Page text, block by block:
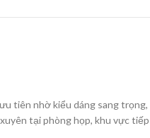
tiên nhờ kiểu dáng sang
tại phòng họp, khu vực